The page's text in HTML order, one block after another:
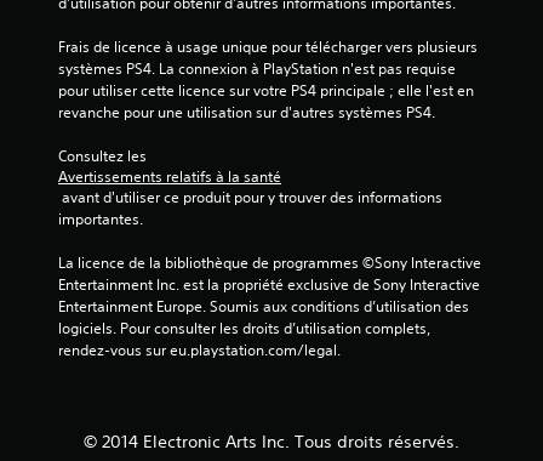
v
i
Frais de licence à usage unique pour télécharger vers plusieurs
systèmes PS4. La connexion à PlayStation n'est pas requise
pour utiliser cette licence sur votre PS4 principale ; elle l'est en
revanche pour une utilisation sur d'autres systèmes PS4.
Consultez les
Avertissements relatifs à la santé
importantes.
La licence de la bibliothèque de programmes ©Sony Interactive
Entertainment Inc. est la propriété exclusive de Sony Interactive
Entertainment Europe. Soumis aux conditions d’utilisation des
logiciels. Pour consulter les droits d’utilisation complets,
rendez-vous sur eu.playstation.com/legal.
© 2014 Electronic Arts Inc. Tous droits réservés.